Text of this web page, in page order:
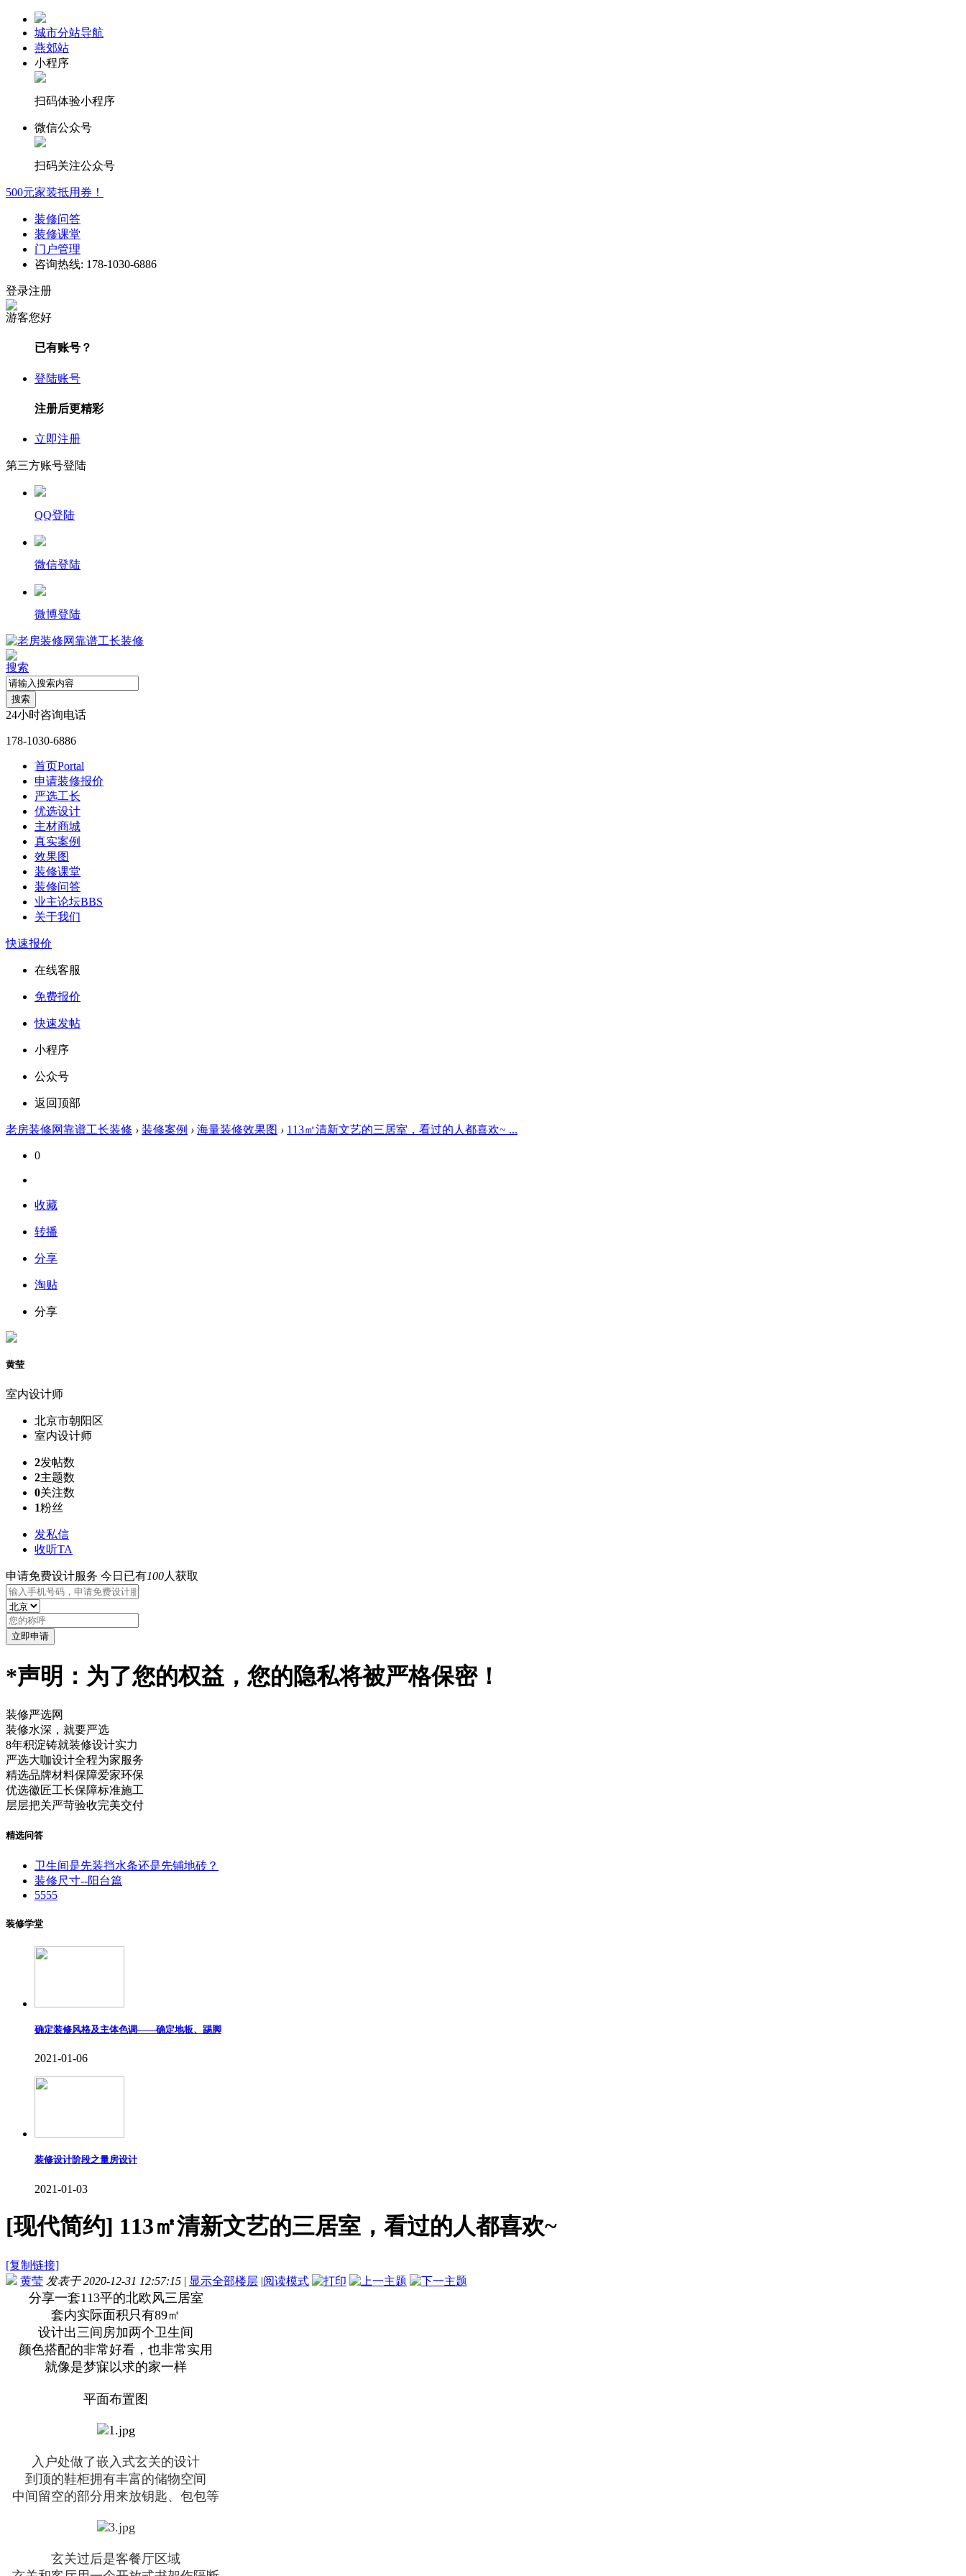
城市分站导航
燕郊站
小程序
扫码体验小程序
微信公众号
扫码关注公众号
500元家装抵用券！
装修问答
装修课堂
门户管理
咨询热线: 178-1030-6886
登录注册
游客您好
已有账号？
登陆账号
注册后更精彩
立即注册
第三方账号登陆
QQ登陆
微信登陆
微博登陆
搜索
搜索
24小时咨询电话
178-1030-6886
首页Portal
申请装修报价
严选工长
优选设计
主材商城
真实案例
效果图
装修课堂
装修问答
业主论坛BBS
关于我们
快速报价
在线客服
免费报价
快速发帖
小程序
公众号
返回顶部
老房装修网靠谱工长装修 › 装修案例 › 海量装修效果图 › 113㎡清新文艺的三居室，看过的人都喜欢~ ...
0
收藏
转播
分享
淘贴
分享
黄莹
室内设计师
北京市朝阳区
室内设计师
2发帖数
2主题数
0关注数
1粉丝
发私信
收听TA
申请免费设计服务 今日已有100人获取
*声明：为了您的权益，您的隐私将被严格保密！
装修严选网
装修水深，就要严选
8年积淀铸就装修设计实力
严选大咖设计全程为家服务
精选品牌材料保障爱家环保
优选徽匠工长保障标准施工
层层把关严苛验收完美交付
精选问答
卫生间是先装挡水条还是先铺地砖？
装修尺寸--阳台篇
5555
装修学堂
确定装修风格及主体色调——确定地板、踢脚
2021-01-06
装修设计阶段之量房设计
2021-01-03
[现代简约] 113㎡清新文艺的三居室，看过的人都喜欢~
[复制链接]
黄莹 发表于 2020-12-31 12:57:15 | 显示全部楼层 |阅读模式
分享一套113平的北欧风三居室
套内实际面积只有89㎡
设计出三间房加两个卫生间
颜色搭配的非常好看，也非常实用
就像是梦寐以求的家一样
平面布置图
入户处做了嵌入式玄关的设计
到顶的鞋柜拥有丰富的储物空间
中间留空的部分用来放钥匙、包包等
玄关过后是客餐厅区域